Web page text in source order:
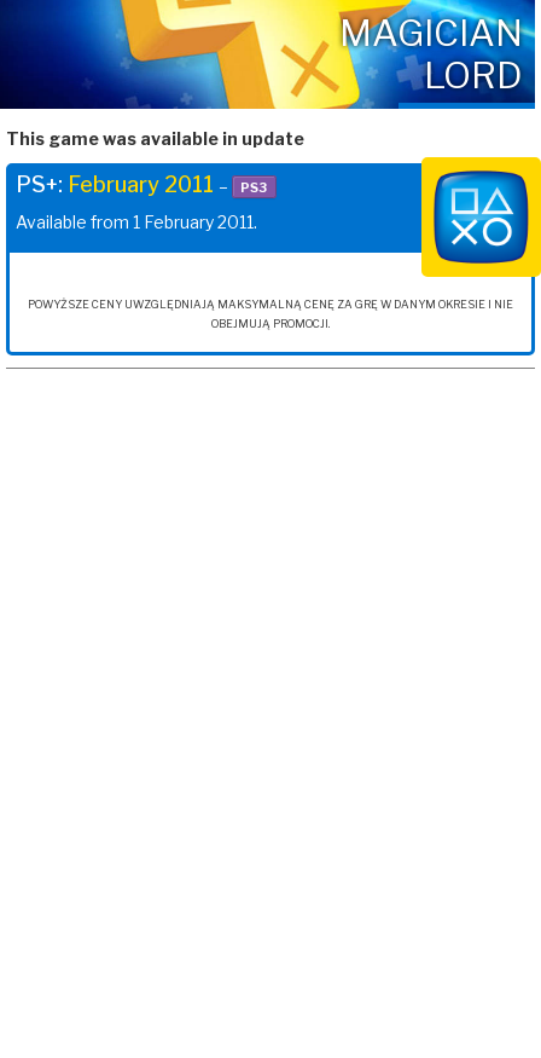
MAGICIAN
LORD
This game was available in update
PS+: February 2011 – PS3
Available from 1 February 2011.
POWYŻSZE CENY UWZGLĘDNIAJĄ MAKSYMALNĄ CENĘ ZA GRĘ W DANYM OKRESIE I NIE
OBEJMUJĄ PROMOCJI.